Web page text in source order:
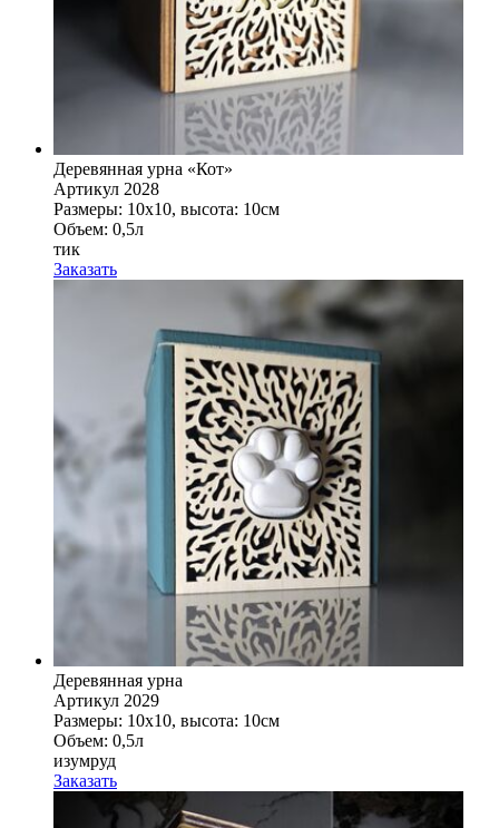
Деревянная урна «Кот»
Артикул 2028
Размеры: 10x10, высота: 10см
Объем: 0,5л
тик
Заказать
Деревянная урна
Артикул 2029
Размеры: 10x10, высота: 10см
Объем: 0,5л
изумруд
Заказать